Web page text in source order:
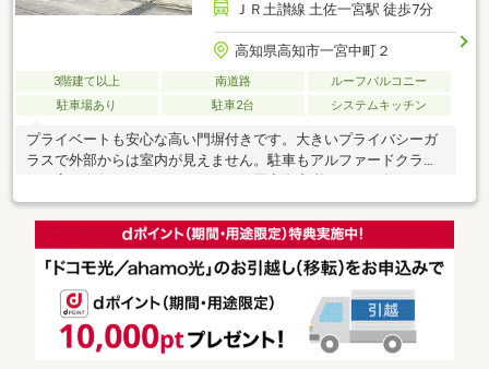
ＪＲ土讃線 土佐一宮駅 徒歩7分
高知県高知市一宮中町２
3階建て以上 南道路
ルーフバルコニー
駐車場あり
駐車2台 システムキッチン
プライベートも安心な高い門塀付きです。大きいプライバシーガ
ラスで外部からは室内が見えません。駐車もアルファードクラス